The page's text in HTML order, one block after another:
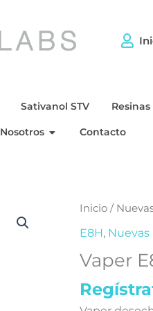
Sativanol STV Resinas
Aperto Sobre
Contacto
Inicio /
E8H, Nuevas
Vaper